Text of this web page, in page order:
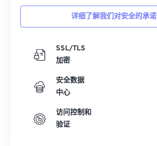
详细了解我们对安全的承诺
SSL/TLS
加密
安全数据
中心
访问控制和
验证